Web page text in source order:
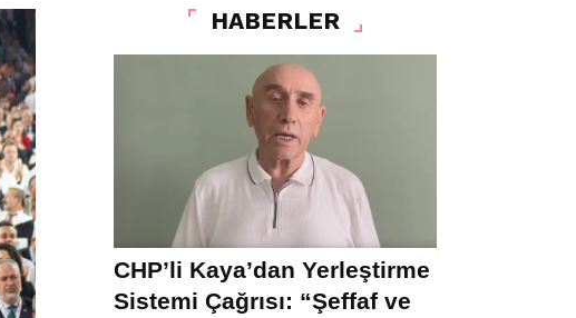
HABERLER
CHP’li Kaya’dan Yerleştirme
Sistemi Çağrısı: “Şeffaf ve